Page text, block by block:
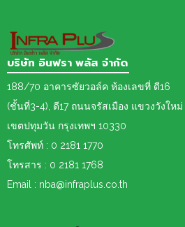
บริษัท อินฟรา พลัส จำกัด
188/70 อาคารซัยวอล์ค ห้องเลขที่ ดี16
(ชั้นที่3-4), ดี17 ถนนจรัสเมือง แขวงวังใหม่
เขตปทุมวัน กรุงเทพฯ 10330
โทรศัพท์ : 0 2181 1770
โทรสาร : 0 2181 1768
Email : nba@infraplus.co.th